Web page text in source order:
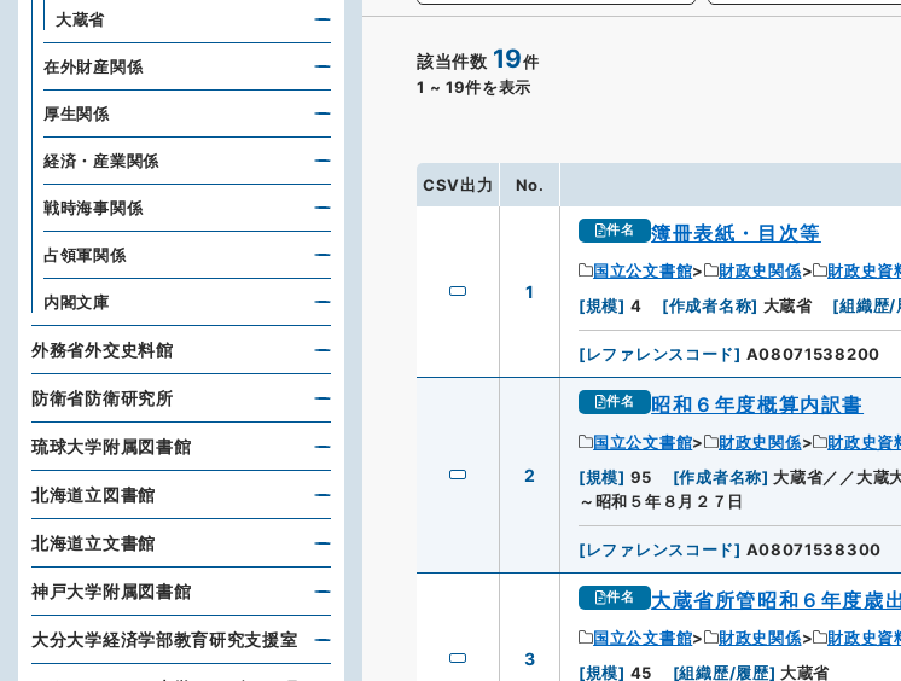
該当件数 19件
1 ~ 19件を表示
CSV出力 No.
1
件名 簿冊表紙・目次等
国立公文書館 財政史関係 財政史資
[規模] 4 [作成者名称] 大蔵省 [組織歴/
[レファレンスコード] A08071538200
2
件名 昭和６年度概算内訳書
国立公文書館 財政史関係 財政史資
[規模] 95 [作成者名称] 大蔵省／／大蔵
～昭和５年８月２７日
[レファレンスコード] A08071538300
3
件名 大蔵省所管昭和６年度歳
国立公文書館 財政史関係 財政史資
[規模] 45 [組織歴/履歴] 大蔵省
大蔵省
在外財産関係
厚生関係
経済・産業関係
戦時海事関係
占領軍関係
内閣文庫
外務省外交史料館
防衛省防衛研究所
琉球大学附属図書館
北海道立図書館
北海道立文書館
神戸大学附属図書館
大分大学経済学部教育研究支援室